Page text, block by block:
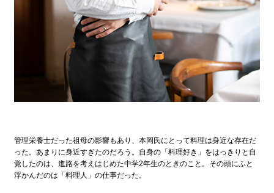
管理栄養士だった祖母の影響もあり、本岡氏にとって料理は身近な存在だ
った。あまりに身近すぎたのだろう。自身の「料理好き」をはっきりと自
覚したのは、進路を考えはじめた中学2年生のときのこと。その頭にふと
浮かんだのは「料理人」の仕事だった。